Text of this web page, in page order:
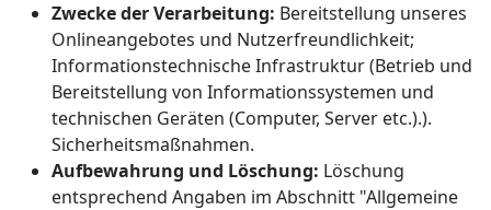
Zwecke der Verarbeitung: Bereitstellung unseres
Onlineangebotes und Nutzerfreundlichkeit;
Informationstechnische Infrastruktur (Betrieb und
Bereitstellung von Informationssystemen und
technischen Geräten (Computer, Server etc.).).
Sicherheitsmaßnahmen.
Aufbewahrung und Löschung: Löschung
entsprechend Angaben im Abschnitt "Allgemeine